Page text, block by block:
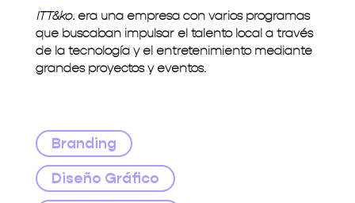
ITT&ko.era una empresa con varios programas
que buscaban impulsar el talento local a través
de la tecnología y el entretenimiento mediante
grandes proyectos y eventos.
Branding
Diseño Gráfico